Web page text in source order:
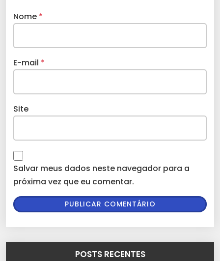
Nome *
E-mail *
Site
Salvar meus dados neste navegador para a
próxima vez que eu comentar.
POSTS RECENTES